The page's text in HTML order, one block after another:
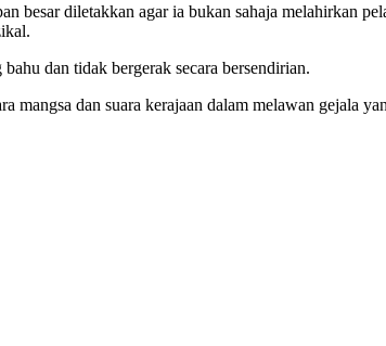
besar diletakkan agar ia bukan sahaja melahirkan
dan tidak bergerak secara bersendirian.
dan suara kerajaan dalam melawan gejala